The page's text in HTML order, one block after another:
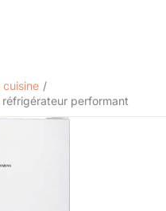
cuisine
réfrigérateur performant